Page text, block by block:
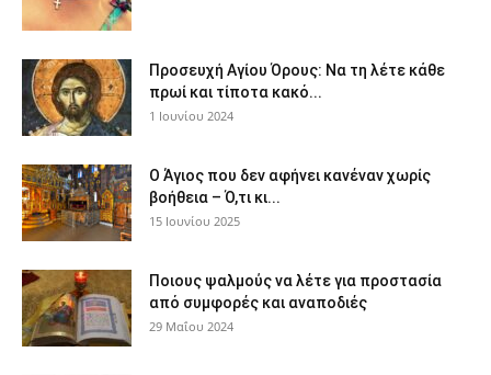
Προσευχή Αγίου Όρους: Να τη λέτε κάθε
πρωί και τίποτα κακό...
1 Ιουνίου 2024
Ο Άγιος που δεν αφήνει κανέναν χωρίς
βοήθεια – Ό,τι κι...
15 Ιουνίου 2025
Ποιους ψαλμούς να λέτε για προστασία
από συμφορές και αναποδιές
29 Μαΐου 2024